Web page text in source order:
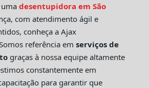
desentupidora em São
com atendimento ágil e
conheça a Ajax
referência em serviços de
graças à nossa equipe altamente
constantemente em
para garantir que